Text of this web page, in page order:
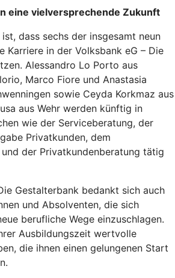
eine vielversprechende Zukunft
dass sechs der insgesamt neun
Karriere in der Volksbank eG – Die
Alessandro Lo Porto aus
Marco Fiore und Anastasia
sowie Ceyda Korkmaz aus
aus Wehr werden künftig in
wie der Serviceberatung, der
Privatkunden, dem
der Privatkundenberatung tätig
Gestalterbank bedankt sich auch
und Absolventen, die sich
berufliche Wege einzuschlagen.
Ausbildungszeit wertvolle
die ihnen einen gelungenen Start